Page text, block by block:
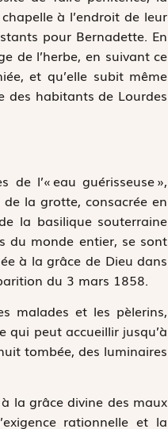
à l’endroit de leur
pour Bernadette. En
de l’herbe, en suivant ce
et qu’elle subit même
des habitants de Lourdes
l’« eau guérisseuse »,
la grotte, consacrée en
la basilique souterraine
du monde entier, se sont
à la grâce de Dieu dans
du 3 mars 1858.
malades et les pèlerins,
qui peut accueillir jusqu’à
tombée, des luminaires
la grâce divine des maux
rationnelle et la